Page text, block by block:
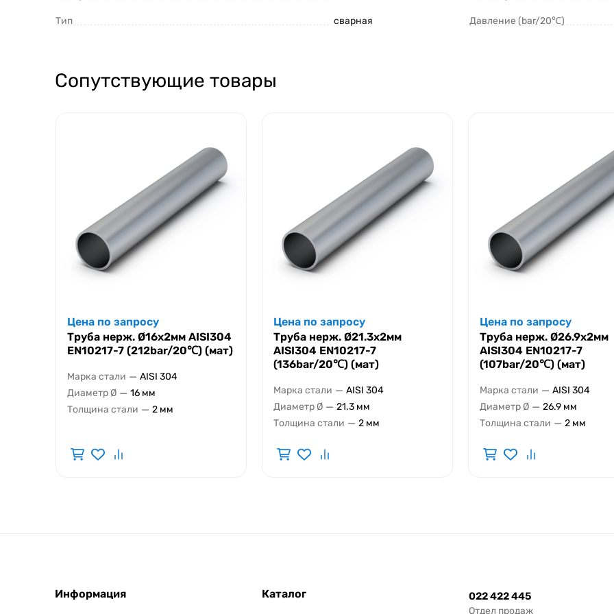
Тип сварная Давление (bar/20℃)
Сопутствующие товары
Цена по запросу
Труба нерж. Ø16х2мм AISI304
EN10217-7 (212bar/20℃) (мат)
Марка стали — AISI 304
Диаметр Ø — 16 мм
Толщина стали — 2 мм
Цена по запросу
Труба нерж. Ø21.3х2мм
AISI304 EN10217-7
(136bar/20℃) (мат)
Марка стали — AISI 304
Диаметр Ø — 21.3 мм
Толщина стали — 2 мм
Цена по запросу
Труба нерж. Ø26.9х2мм
AISI304 EN10217-7
(107bar/20℃) (мат)
Марка стали — AISI 304
Диаметр Ø — 26.9 мм
Толщина стали — 2 мм
Информация
Каталог
022 422 445
Отдел продаж